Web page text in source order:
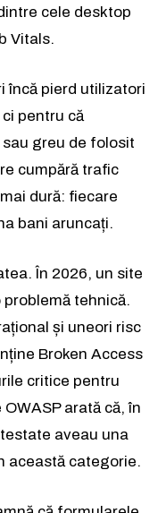
cele desktop
Vitals.
încă pierd utilizatori
pentru că
greu de folosit
cumpără trafic
dură: fiecare
bani aruncați.
În 2026, un site
tehnică.
și uneori risc
Broken Access
critice pentru
arată că, în
aveau una
această categorie.